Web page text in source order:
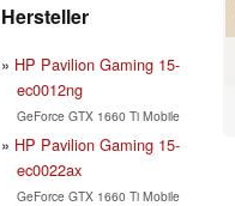
Hersteller
HP Pavilion Gaming 15-
ec0012ng
GeForce GTX 1660 Ti Mobile
HP Pavilion Gaming 15-
ec0022ax
GeForce GTX 1660 Ti Mobile